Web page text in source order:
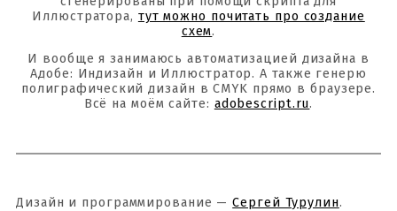
Иллюстратора, тут можно почитать про создание
схем.
И вообще я занимаюсь автоматизацией дизайна в
Адобе: Индизайн и Иллюстратор. А также генерю
полиграфический дизайн в CMYK прямо в браузере.
Всё на моём сайте: adobescript.ru.
Дизайн и программирование —Сергей Турулин.